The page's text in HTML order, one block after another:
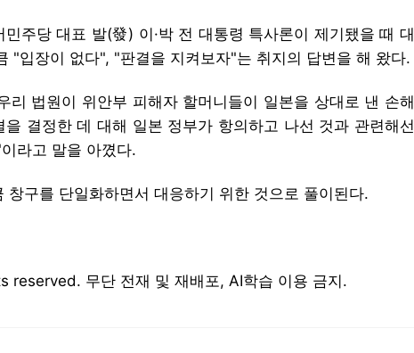
주당 대표 발(發) 이·박 전 대통령 특사론이 제기됐을 때 대
"입장이 없다", "판결을 지켜보자"는 취지의 답변을 해 왔다.
리 법원이 위안부 피해자 할머니들이 일본을 상대로 낸 손해
결정한 데 대해 일본 정부가 항의하고 나선 것과 관련해선
라고 말을 아꼈다.
창구를 단일화하면서 대응하기 위한 것으로 풀이된다.
reserved. 무단 전재 및 재배포, AI학습 이용 금지.